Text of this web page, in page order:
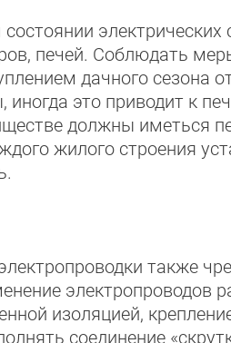
электрических
печей. Соблюдать
дачного сезона
это приводит к
должны иметься
жилого строения
также
электропроводов
изоляцией,
соединение